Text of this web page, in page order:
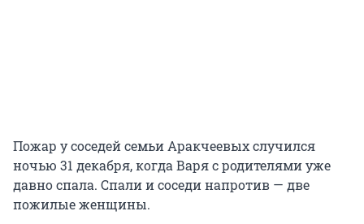
Пожар у соседей семьи Аракчеевых случился
ночью 31 декабря, когда Варя с родителями уже
давно спала. Спали и соседи напротив — две
пожилые женщины.